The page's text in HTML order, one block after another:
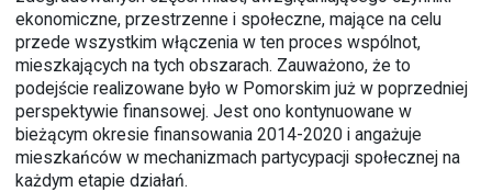
ekonomiczne, przestrzenne i społeczne, mające na celu
przede wszystkim włączenia w ten proces wspólnot,
mieszkających na tych obszarach. Zauważono, że to
podejście realizowane było w Pomorskim już w poprzedniej
perspektywie finansowej. Jest ono kontynuowane w
bieżącym okresie finansowania 2014-2020 i angażuje
mieszkańców w mechanizmach partycypacji społecznej na
każdym etapie działań.